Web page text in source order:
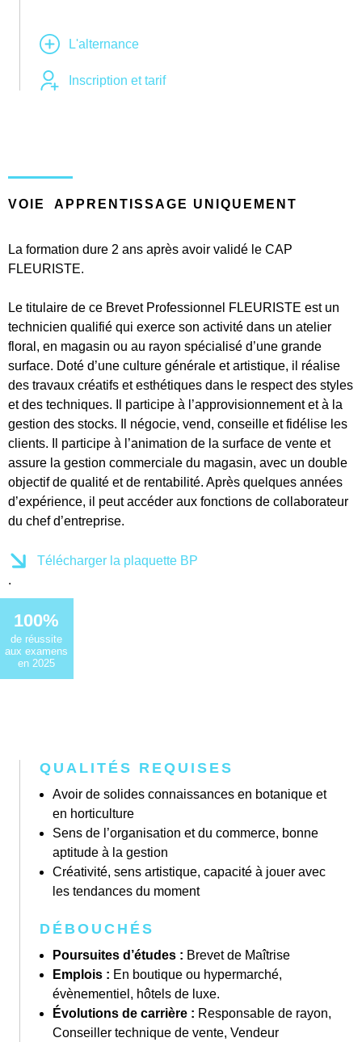
L'alternance
Inscription et tarif
VOIE APPRENTISSAGE UNIQUEMENT
La formation dure 2 ans après avoir validé le CAP
FLEURISTE.
Le titulaire de ce Brevet Professionnel FLEURISTE est un
technicien qualifié qui exerce son activité dans un atelier
floral, en magasin ou au rayon spécialisé d’une grande
surface. Doté d’une culture générale et artistique, il réalise
des travaux créatifs et esthétiques dans le respect des styles
et des techniques. Il participe à l’approvisionnement et à la
gestion des stocks. Il négocie, vend, conseille et fidélise les
clients. Il participe à l’animation de la surface de vente et
assure la gestion commerciale du magasin, avec un double
objectif de qualité et de rentabilité. Après quelques années
d’expérience, il peut accéder aux fonctions de collaborateur
du chef d’entreprise.
Télécharger la plaquette BP
.
100%
de réussite
aux examens
en 2025
QUALITÉS REQUISES
Avoir de solides connaissances en botanique et
en horticulture
Sens de l’organisation et du commerce, bonne
aptitude à la gestion
Créativité, sens artistique, capacité à jouer avec
les tendances du moment
DÉBOUCHÉS
Poursuites d’études : Brevet de Maîtrise
Emplois : En boutique ou hypermarché,
évènementiel, hôtels de luxe.
Évolutions de carrière : Responsable de rayon,
Conseiller technique de vente, Vendeur